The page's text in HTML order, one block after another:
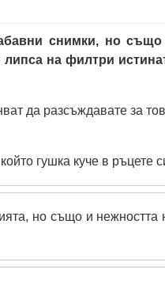
снимки, но
на филтри
да разсъждавате за
гушка куче в ръцете
но също и нежността